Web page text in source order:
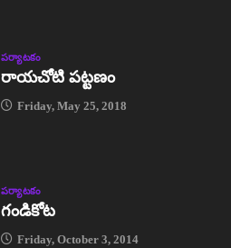
పర్యాటకం
రాయచోటి పట్టణం
Friday, May 25, 2018
పర్యాటకం
గండికోట
Friday, October 3, 2014